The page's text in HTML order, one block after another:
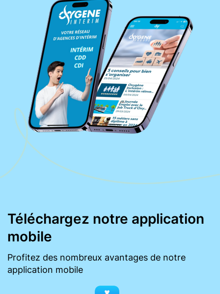
Téléchargez notre application
mobile
Profitez des nombreux avantages de notre
application mobile